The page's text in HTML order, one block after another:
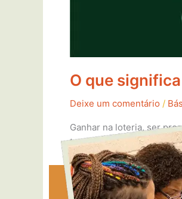
O que
Deixe um comentário /
Ganhar na loteria, ser
texto, o Politize! traz para
é mobilidade social? […]
Read More »